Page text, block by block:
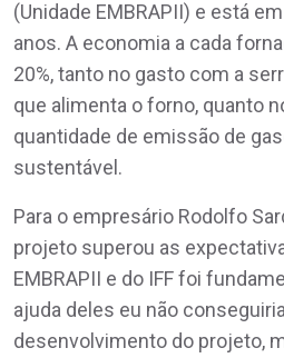
(Unidade EMBRAPII) e está
anos. A economia a cada
20%, tanto no gasto com a
que alimenta o forno, quanto
quantidade de emissão de
sustentável.
Para o empresário Rodolfo
projeto superou as
EMBRAPII e do IFF foi
ajuda deles eu não
desenvolvimento do projeto,